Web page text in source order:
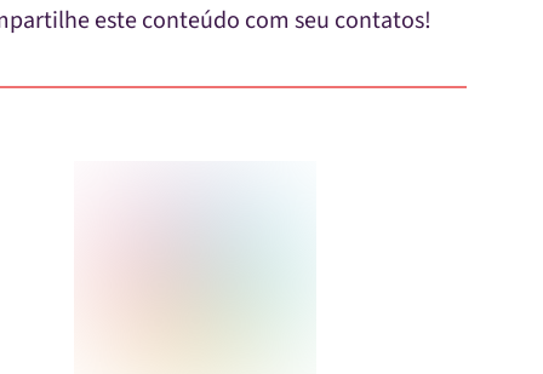
este conteúdo com seu contatos!